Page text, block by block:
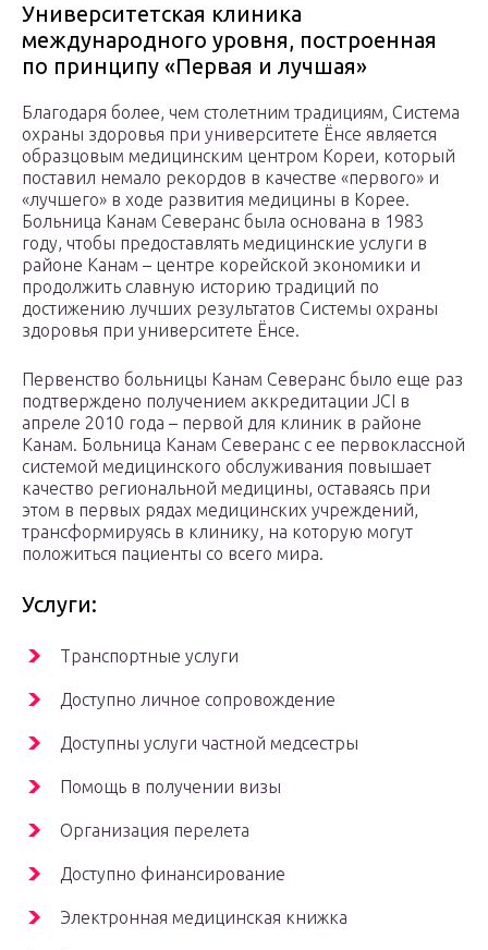
Университетская клиника
международного уровня, построенная
по принципу «Первая и лучшая»
Благодаря более, чем столетним традициям, Система
охраны здоровья при университете Ёнсе является
образцовым медицинским центром Кореи, который
поставил немало рекордов в качестве «первого» и
«лучшего» в ходе развития медицины в Корее.
Больница Канам Северанс была основана в 1983
году, чтобы предоставлять медицинские услуги в
районе Канам – центре корейской экономики и
продолжить славную историю традиций по
достижению лучших результатов Системы охраны
здоровья при университете Ёнсе.
Первенство больницы Канам Северанс было еще раз
подтверждено получением аккредитации JCI в
апреле 2010 года – первой для клиник в районе
Канам. Больница Канам Северанс с ее первоклассной
системой медицинского обслуживания повышает
качество региональной медицины, оставаясь при
этом в первых рядах медицинских учреждений,
трансформируясь в клинику, на которую могут
положиться пациенты со всего мира.
Услуги:
Транспортные услуги
Доступно личное сопровождение
Доступны услуги частной медсестры
Помощь в получении визы
Организация перелета
Доступно финансирование
Электронная медицинская книжка